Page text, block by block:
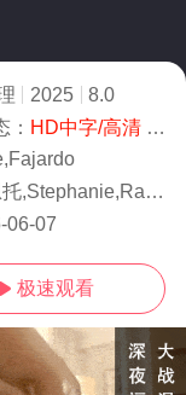
2025
8.0
： HD中字/高清- 免费在线观看
文斯·里隆,马克·迪奥尼西奥
06-07
 极速观看